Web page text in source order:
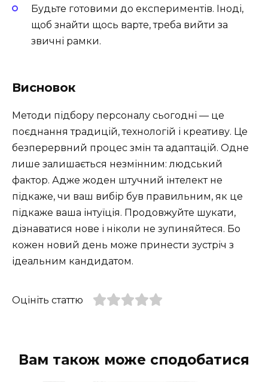
Будьте готовими до експериментів. Іноді,
щоб знайти щось варте, треба вийти за
звичні рамки.
Висновок
Методи підбору персоналу сьогодні — це
поєднання традицій, технологій і креативу. Це
безперервний процес змін та адаптацій. Одне
лише залишається незмінним: людський
фактор. Адже жоден штучний інтелект не
підкаже, чи ваш вибір був правильним, як це
підкаже ваша інтуїція. Продовжуйте шукати,
дізнаватися нове і ніколи не зупиняйтеся. Бо
кожен новий день може принести зустріч з
ідеальним кандидатом.
Оцініть статтю
Вам також може сподобатися